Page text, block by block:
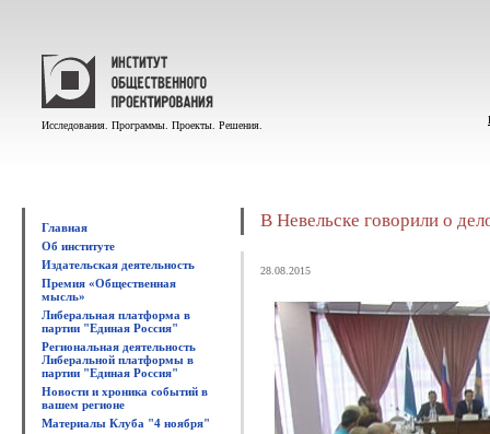
Исследования. Программы. Проекты. Решения.
Главная
Об институте
Издательская деятельность
Премия «Общественная
мысль»
Либеральная платформа в
партии "Единая Россия"
Региональная деятельность
Либеральной платформы в
партии "Единая Россия"
Новости и хроника событий в
вашем регионе
Материалы Клуба "4 ноября"
В Невельске говорили о
28.08.2015